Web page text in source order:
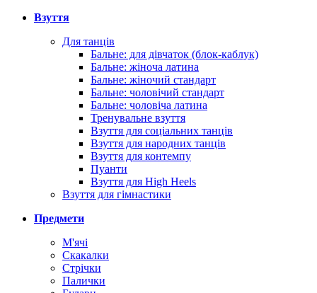
Взуття
Для танців
Бальне: для дівчаток (блок-каблук)
Бальне: жіноча латина
Бальне: жіночий стандарт
Бальне: чоловічий стандарт
Бальне: чоловіча латина
Тренувальне взуття
Взуття для соціальних танців
Взуття для народних танців
Взуття для контемпу
Пуанти
Взуття для High Heels
Взуття для гімнастики
Предмети
М'ячі
Скакалки
Стрічки
Палички